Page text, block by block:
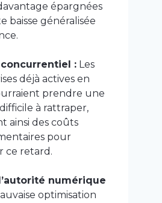
épargnées
baisse généralisée
:Les
déjà actives en
prendre une
à rattraper,
ainsi des coûts
pour
ce retard.
numérique
optimisation